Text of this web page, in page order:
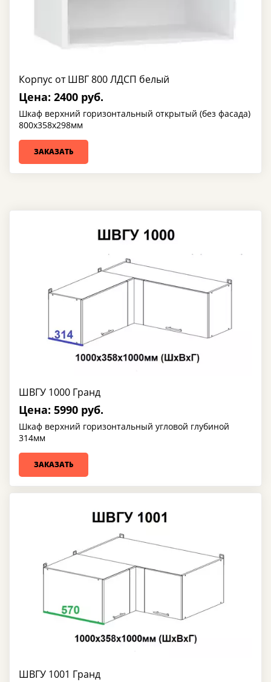
Корпус от ШВГ 800 ЛДСП белый
Цена: 2400 руб.
Шкаф верхний горизонтальный открытый (без фасада)
800х358х298мм
ЗАКАЗАТЬ
ШВГУ 1000 Гранд
Цена: 5990 руб.
Шкаф верхний горизонтальный угловой глубиной
314мм
ЗАКАЗАТЬ
ШВГУ 1001 Гранд